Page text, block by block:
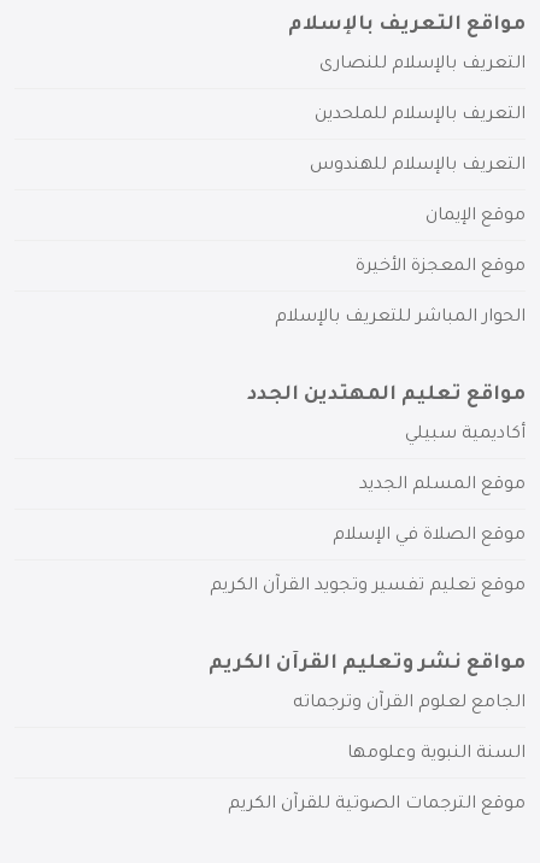
مواقع التعريف بالإسلام
التعريف بالإسلام للنصارى
التعريف بالإسلام للملحدين
التعريف بالإسلام للهندوس
موقع الإيمان
موقع المعجزة الأخيرة
الحوار المباشر للتعريف بالإسلام
مواقع تعليم المهتدين الجدد
أكاديمية سبيلي
موقع المسلم الجديد
موقع الصلاة في الإسلام
موقع تعليم تفسير وتجويد القرآن الكريم
مواقع نشر وتعليم القرآن الكريم
الجامع لعلوم القرآن وترجماته
السنة النبوية وعلومها
موقع الترجمات الصوتية للقرآن الكريم